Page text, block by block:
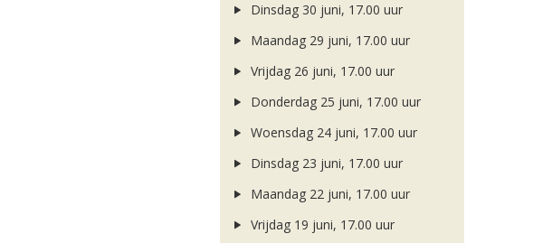
Dinsdag 30 juni, 17.00 uur
Maandag 29 juni, 17.00 uur
Vrijdag 26 juni, 17.00 uur
Donderdag 25 juni, 17.00 uur
Woensdag 24 juni, 17.00 uur
Dinsdag 23 juni, 17.00 uur
Maandag 22 juni, 17.00 uur
Vrijdag 19 juni, 17.00 uur